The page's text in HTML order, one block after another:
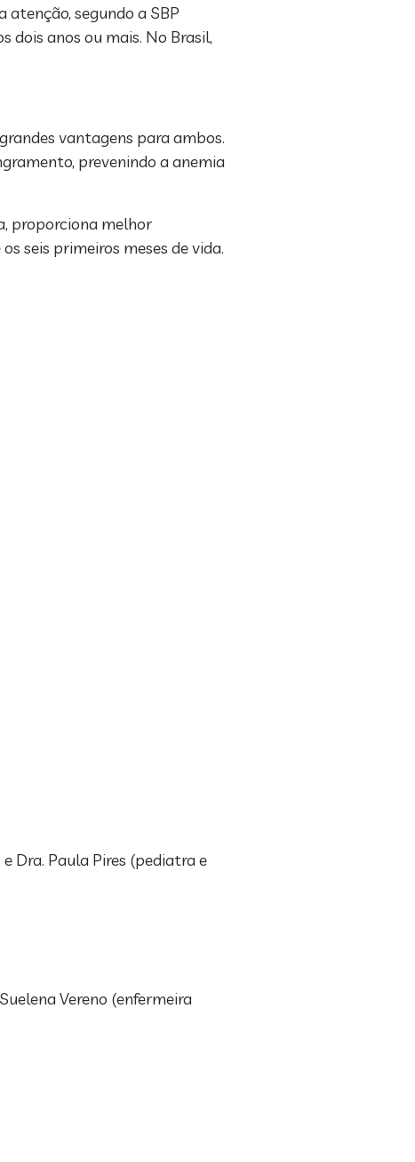
atenção, segundo a SBP
dois anos ou mais. No Brasil,
vantagens para ambos.
prevenindo a anemia
proporciona melhor
seis primeiros meses de vida.
Dra. Paula Pires (pediatra e
Vereno (enfermeira